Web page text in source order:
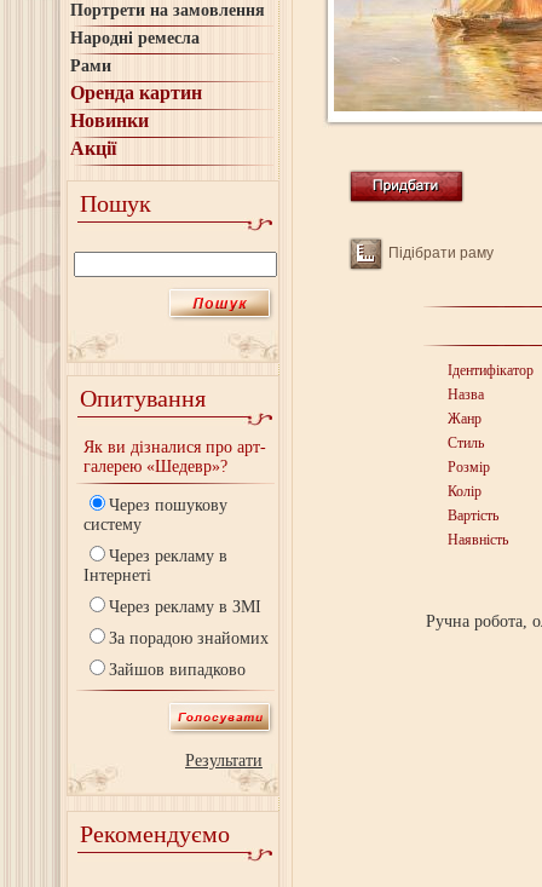
Портрети на замовлення
Народні ремесла
Рами
Оренда картин
Новинки
Акції
Пошук
Опитування
Як ви дізналися про арт-
галерею «Шедевр»?
Через пошукову
систему
Через рекламу в
Інтернеті
Через рекламу в ЗМІ
За порадою знайомих
Зайшов випадково
Результати
Рекомендуємо
Підібрати раму
Ідентифікатор
Назва
Жанр
Стиль
Розмір
Колір
Вартість
Наявність
Ручна робота,